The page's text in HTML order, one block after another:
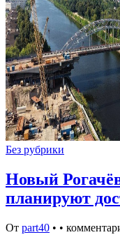
Без рубрики
Новый
планируют
От part40 • •